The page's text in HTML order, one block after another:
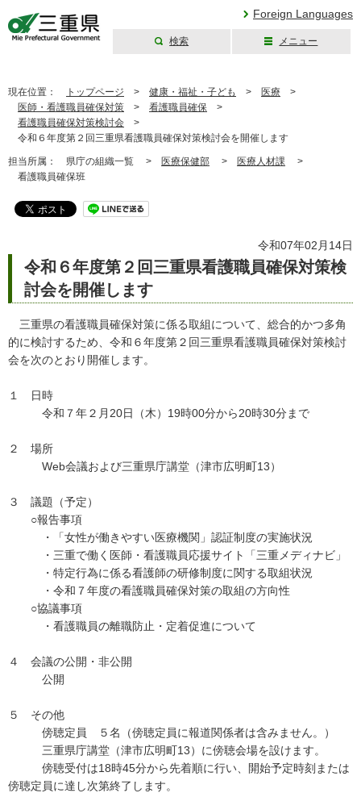
Foreign Languages
検索 メニュー
現在位置： トップページ > 健康・福祉・子ども > 医療 >
医師・看護職員確保対策 > 看護職員確保 >
看護職員確保対策検討会 >
令和６年度第２回三重県看護職員確保対策検討会を開催します
担当所属： 県庁の組織一覧 > 医療保健部 > 医療人材課 >
看護職員確保班
令和07年02月14日
令和６年度第２回三重県看護職員確保対策検
討会を開催します
三重県の看護職員確保対策に係る取組について、総合的かつ多角
的に検討するため、令和６年度第２回三重県看護職員確保対策検討
会を次のとおり開催します。
１ 日時
令和７年２月20日（木）19時00分から20時30分まで
２ 場所
Web会議および三重県庁講堂（津市広明町13）
３ 議題（予定）
○報告事項
・「女性が働きやすい医療機関」認証制度の実施状況
・三重で働く医師・看護職員応援サイト「三重メディナビ」
・特定行為に係る看護師の研修制度に関する取組状況
・令和７年度の看護職員確保対策の取組の方向性
○協議事項
・看護職員の離職防止・定着促進について
４ 会議の公開・非公開
公開
５ その他
傍聴定員 ５名（傍聴定員に報道関係者は含みません。）
三重県庁講堂（津市広明町13）に傍聴会場を設けます。
傍聴受付は18時45分から先着順に行い、開始予定時刻または
傍聴定員に達し次第終了します。